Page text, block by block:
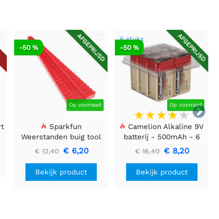

AFGEPRIJSD
Op voorraad
-50 %
Sparkfun
Weerstanden buig tool
€ 12,40 € 6,20
Bekijk product
AFGEPRIJSD
6 stuks
Op voorraad
-50 %
Camelion Alkaline 9V
batterij - 500mAh - 6
stuks
€ 16,40 € 8,20
Bekijk product